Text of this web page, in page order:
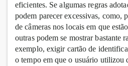
eficientes. Se algumas regras
podem parecer excessivas, como,
de câmeras nos locais em que
outras podem se mostrar bastante
exemplo, exigir cartão de
o tempo em que o usuário utilizou